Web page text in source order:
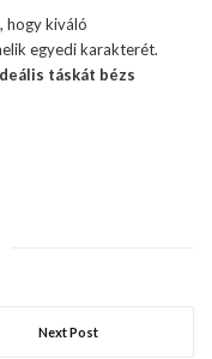
hogy kiváló
egyedi karakterét.
táskát bézs
Next Post